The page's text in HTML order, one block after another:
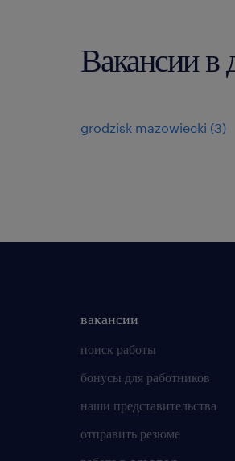
Вакансии
grodzisk mazowiecki (3)
вакансии
поиск работы
бонусы для работников
наши представительства
отправить резюме